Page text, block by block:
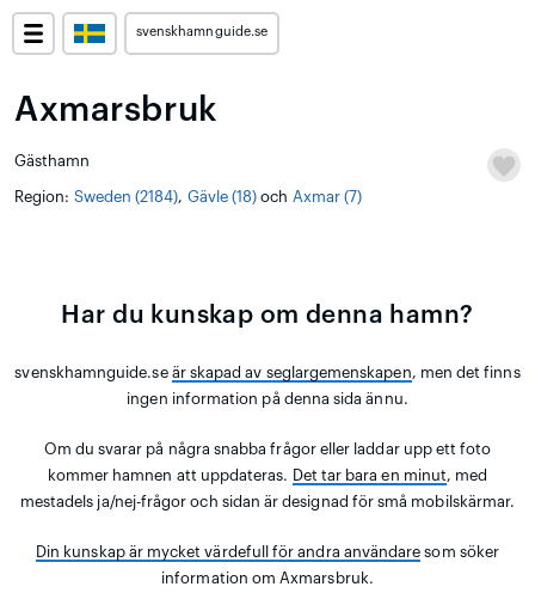
svenskhamnguide.se
Axmarsbruk
Gästhamn
Region: Sweden (2184), Gävle (18) och Axmar (7)
Har du kunskap om denna hamn?
svenskhamnguide.se är skapad av seglargemenskapen, men det finns
ingen information på denna sida ännu.
Om du svarar på några snabba frågor eller laddar upp ett foto
kommer hamnen att uppdateras. Det tar bara en minut, med
mestadels ja/nej-frågor och sidan är designad för små mobilskärmar.
Din kunskap är mycket värdefull för andra användare som söker
information om Axmarsbruk.